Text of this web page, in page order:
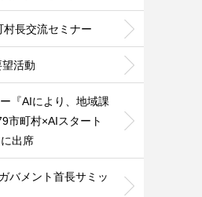
長交流セミナー
活動
『AIにより、地域課
市町村×AIスタート
出席
バメント首長サミッ